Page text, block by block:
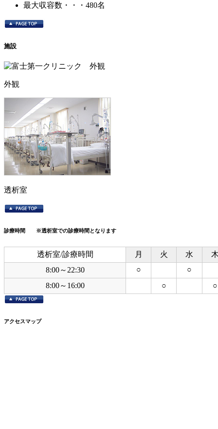
最大収容数・・・480名
施設
外観
透析室
診療時間 ※透析室での診療時間となります
透析室/診療時間 月 火 水
8:00～22:30
○
○
8:00～16:00
○ ○
アクセスマップ